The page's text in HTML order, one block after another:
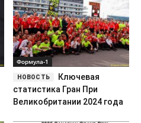
Формула-1
Ключевая
статистика Гран При
Великобритании 2024 года